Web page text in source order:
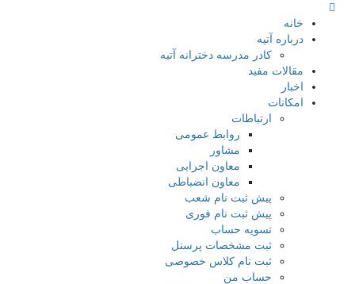
خانه
درباره آتیه
کادر مدرسه دخترانه آتیه
مقالات مفید
اخبار
امکانات
ارتباطات
روابط عمومی
مشاور
معاون اجرایی
معاون انضباطی
پیش ثبت نام شعب
پیش ثبت نام فوری
تسویه حساب
ثبت مشخصات پرسنل
ثبت نام کلاس خصوصی
حساب من